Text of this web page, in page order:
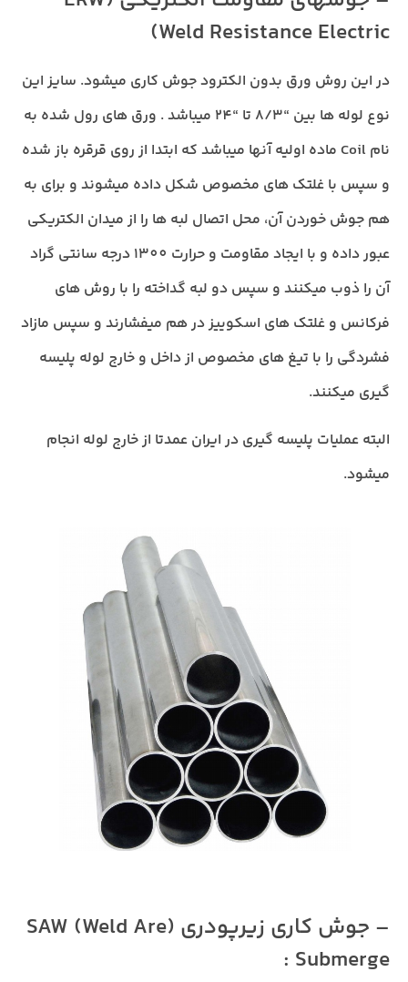
(Weld Resistance Electric
در این روش ورق بدون الکترود جوش کاری میشود. سایز این
نوع لوله ها بین “8/3 تا “24 میباشد . ورق های رول شده به
نام Coil ماده اولیه آنها میباشد که ابتدا از روی قرقره باز شده
و سپس با غلتک های مخصوص شکل داده میشوند و برای به
هم جوش خوردن آن، محل اتصال لبه ها را از میدان الکتریکی
عبور داده و با ایجاد مقاومت و حرارت 1300 درجه سانتی گراد
آن را ذوب میکنند و سپس دو لبه گداخته را با روش های
فرکانس و غلتک های اسکوییز در هم میفشارند و سپس مازاد
فشردگی را با تیغ های مخصوص از داخل و خارج لوله پلیسه
گیری میکنند.
البته عملیات پلیسه گیری در ایران عمدتا از خارج لوله انجام
میشود.
– جوش کاری زیرپودری (SAW (Weld Are
Submerge :